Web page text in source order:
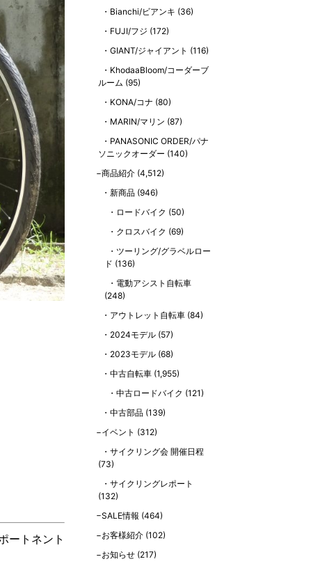
ートネント
Bianchi/ビアンキ (36)
FUJI/フジ (172)
GIANT/ジャイアント (116)
KhodaaBloom/コーダーブ
ルーム (95)
KONA/コナ (80)
MARIN/マリン (87)
PANASONIC ORDER/パナ
ソニックオーダー (140)
商品紹介 (4,512)
新商品 (946)
ロードバイク (50)
クロスバイク (69)
ツーリング/グラベルロー
ド (136)
電動アシスト自転車
(248)
アウトレット自転車 (84)
2024モデル (57)
2023モデル (68)
中古自転車 (1,955)
中古ロードバイク (121)
中古部品 (139)
イベント (312)
サイクリング会 開催日程
(73)
サイクリングレポート
(132)
SALE情報 (464)
お客様紹介 (102)
お知らせ (217)